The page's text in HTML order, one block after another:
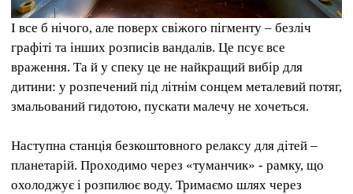
І все б нічого, але поверх свіжого пігменту – безліч
графіті та інших розписів вандалів. Це псує все
враження. Та й у спеку це не найкращий вибір для
дитини: у розпечений під літнім сонцем металевий потяг,
змальований гидотою, пускати малечу не хочеться.
Наступна станція безкоштовного релаксу для дітей –
планетарій. Проходимо через «туманчик» - рамку, що
охолоджує і розпилює воду. Тримаємо шлях через